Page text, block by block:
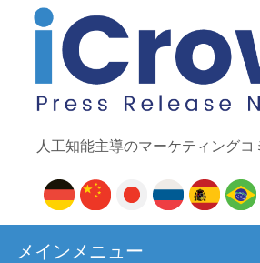
人工知能主導のマーケティング
メインメニュー